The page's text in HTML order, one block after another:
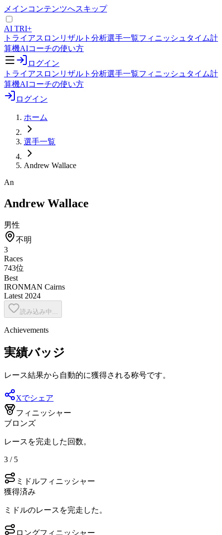
メインコンテンツへスキップ
AI TRI+
トライアスロンリザルト分析選手一覧フィニッシュタイム計
算機AIコーチの使い方
ログイン
トライアスロンリザルト分析選手一覧フィニッシュタイム計
算機AIコーチの使い方
ログイン
ホーム
選手一覧
Andrew Wallace
An
Andrew Wallace
男性
不明
3
Races
743位
Best
IRONMAN Cairns
Latest 2024
読み込み中...
Achievements
実績バッジ
レース結果から自動的に獲得される称号です。
Xでシェア
フィニッシャー
ブロンズ
レースを完走した回数。
3 / 5
ミドルフィニッシャー
獲得済み
ミドルのレースを完走した。
ロングフィニッシャー